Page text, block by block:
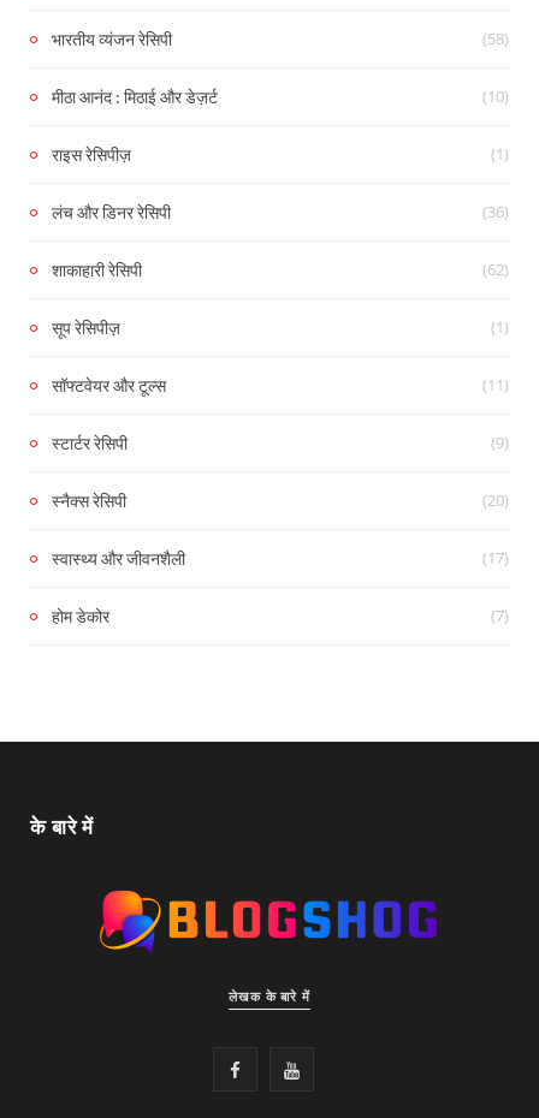
भारतीय व्यंजन रेसिपी (58)
मीठा आनंद : मिठाई और डेज़र्ट (10)
राइस रेसिपीज़ (1)
लंच और डिनर रेसिपी (36)
शाकाहारी रेसिपी (62)
सूप रेसिपीज़ (1)
सॉफ्टवेयर और टूल्स (11)
स्टार्टर रेसिपी (9)
स्नैक्स रेसिपी (20)
स्वास्थ्य और जीवनशैली (17)
होम डेकोर (7)
के बारे में
लेखक के बारे में
Y